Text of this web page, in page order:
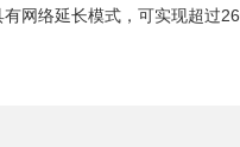
有网络延长模式，可实现超过